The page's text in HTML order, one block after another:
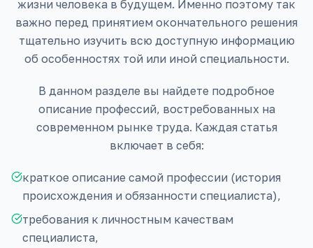
жизни человека в будущем. Именно поэтому так
важно перед принятием окончательного решения
тщательно изучить всю доступную информацию
об особенностях той или иной специальности.
В данном разделе вы найдете подробное
описание профессий, востребованных на
современном рынке труда. Каждая статья
включает в себя:
краткое описание самой профессии (история
происхождения и обязанности специалиста),
требования к личностным качествам
специалиста,